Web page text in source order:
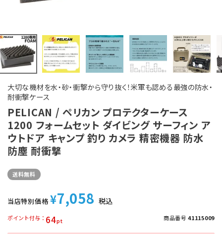
大切な機材を水・砂・衝撃から守り抜く！米軍も認める最強の防水・
耐衝撃ケース
PELICAN / ペリカン プロテクターケース
1200 フォームセット ダイビング サーフィン ア
ウトドア キャンプ 釣り カメラ 精密機器 防水
防塵 耐衝撃
送料無料
当店特別価格 ¥7,058 税込
64
ポイント付与 商品番号 41115009